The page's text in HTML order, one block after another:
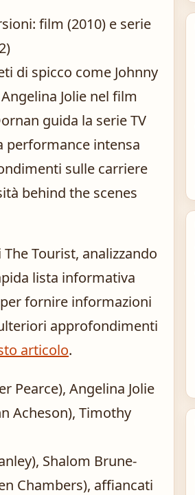
film (2010) e serie
di spicco come Johnny
Jolie nel film
guida la serie TV
performance intensa
sulle carriere
behind the scenes
Tourist, analizzando
lista informativa
fornire informazioni
approfondimenti
articolo.
Pearce), Angelina Jolie
Acheson), Timothy
Shalom Brune-
Chambers), affiancati